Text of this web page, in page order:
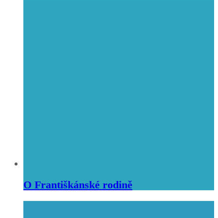
O Františkánské rodině